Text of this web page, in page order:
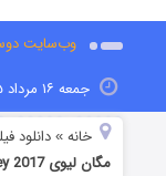
وب‌سایت
جمعه ۱۶ مرداد ۱۴۰۵
خانه »دانلود
مگان لیوی Megan Leavey 2017